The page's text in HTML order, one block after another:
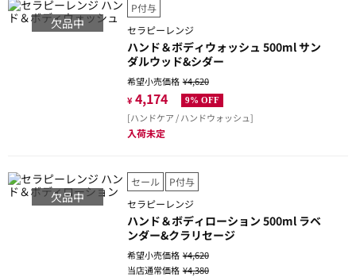
欠品中
P付与
セラピーレンジ
ハンド＆ボディウォッシュ 500ml サン
ダルウッド&シダー
希望小売価格¥4,620
¥ 4,174 9% OFF
[ハンドケア / ハンドウォッシュ]
入荷未定
欠品中
セール
P付与
セラピーレンジ
ハンド＆ボディローション 500ml ラベ
ンダー&クラリセージ
希望小売価格¥4,620
当店通常価格¥4,380